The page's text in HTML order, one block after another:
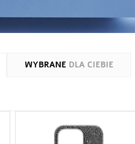
WYBRANE DLA CIEBIE